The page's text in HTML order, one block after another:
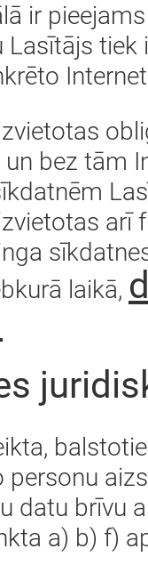
ir
Lasītājs
bez tām
arī
laikā,
datu brīvu
a) b) f)